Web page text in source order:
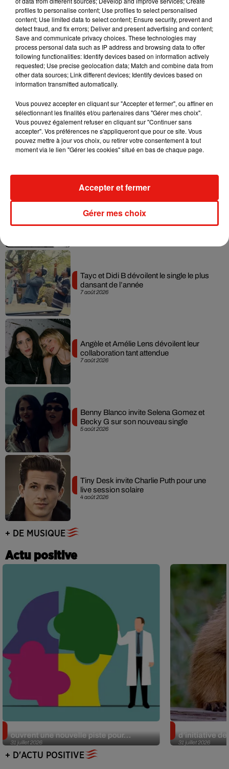
leurs titres contre 19€ maximum habituellement, de quoi
inciter à se rendre davantage au restaurant.
Musique
Julien Lieb s’essaye à la vie de chatelain
dans son nouveau clip
7 août 2026
Sensation » avec Kylie Minogue
7 août 2026
Tayc et Didi B dévoilent le single le plus
dansant de l’année
7 août 2026
Angèle et Amélie Lens dévoilent leur
collaboration tant attendue
5 août 2026
Benny Blanco invite Selena Gomez et
Becky G sur son nouveau single
4 août 2026
Tiny Desk invite Charlie Puth pour une
live session solaire
+ DE MUSIQUE
Actu positive
31 juillet 2026
ouvrent une nouvelle piste pour...
31 juillet 2026
d’initiative
+ D'ACTU POSITIVE
profiles to personalise content; Use profiles to select personalised
content; Use limited data to select content; Ensure security, prevent and
detect fraud, and fix errors; Deliver and present advertising and content;
Save and communicate privacy choices. These technologies may
process personal data such as IP address and browsing data to offer
following functionalities: Identify devices based on information actively
requested; Use precise geolocation data; Match and combine data from
other data sources; Link different devices; Identify devices based on
information transmitted automatically.
Vous pouvez accepter en cliquant sur "Accepter et fermer", ou affiner en
sélectionnant les finalités et/ou partenaires dans "Gérer mes choix".
Vous pouvez également refuser en cliquant sur "Continuer sans
accepter". Vos préférences ne s'appliqueront que pour ce site. Vous
pouvez mettre à jour vos choix, ou retirer votre consentement à tout
moment via le lien "Gérer les cookies" situé en bas de chaque page.
Gérer mes choix
Accepter et fermer